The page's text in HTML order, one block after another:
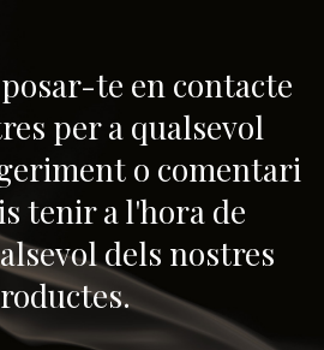
te en contacte
per a qualsevol
o comentari
tenir a l'hora de
dels nostres